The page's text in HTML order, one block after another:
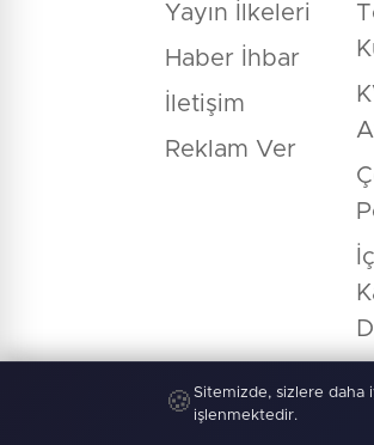
Yayın İlkeleri
Haber İhbar
İletişim
Reklam Ver
🍪 Sitemizde, sizlere daha
işlenmektedir.